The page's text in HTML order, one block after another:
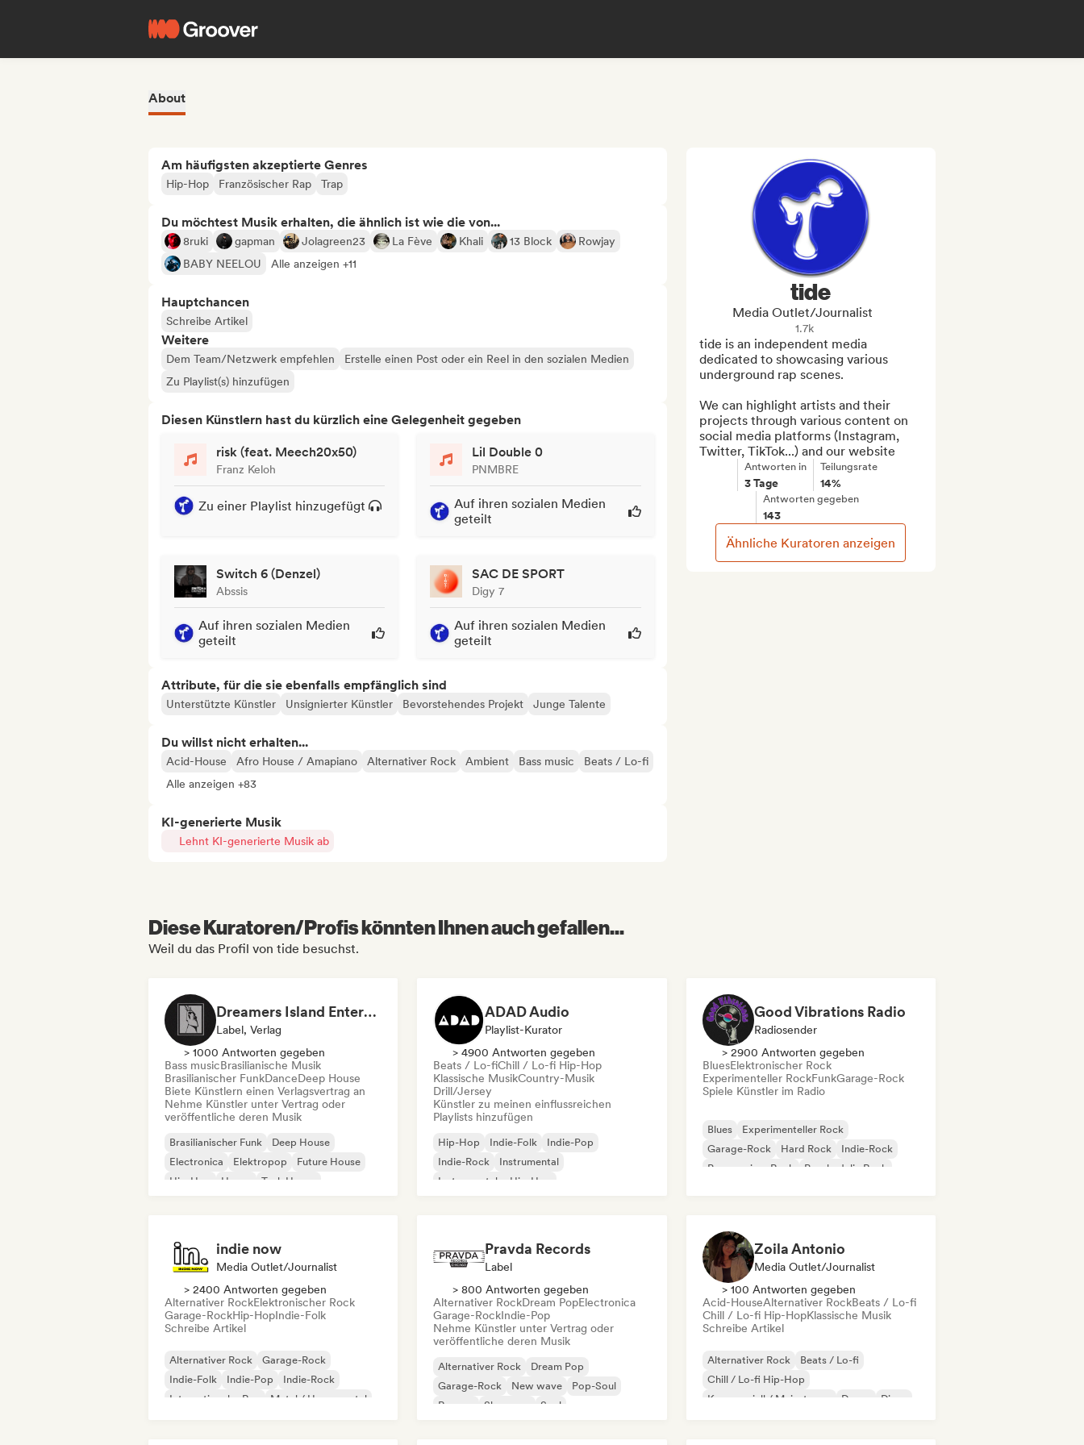
About
Am häufigsten akzeptierte Genres
Hip-Hop Französischer Rap Trap
Du möchtest Musik erhalten, die ähnlich ist wie die von...
8ruki gapman Jolagreen23 La Fève Khali 13 Block
Rowjay
BABY NEELOU
Alle anzeigen +11
Hauptchancen
Schreibe Artikel
Weitere
Dem Team/Netzwerk empfehlen
Erstelle einen Post oder ein Reel in den sozialen Medien
Zu Playlist(s) hinzufügen
Diesen Künstlern hast du kürzlich eine Gelegenheit gegeben
risk (feat. Meech20x50)
Franz Keloh
Zu einer Playlist hinzugefügt
Lil Double 0
PNMBRE
Auf ihren sozialen Medien
geteilt
Switch 6 (Denzel)
Abssis
Auf ihren sozialen Medien
geteilt
SAC DE SPORT
Digy 7
Auf ihren sozialen Medien
geteilt
Attribute, für die sie ebenfalls empfänglich sind
Unterstützte Künstler Unsignierter Künstler Bevorstehendes Projekt Junge Talente
Du willst nicht erhalten...
Acid-House Afro House / Amapiano Alternativer Rock Ambient Bass music
Beats / Lo-fi
Alle anzeigen +83
KI-generierte Musik
Lehnt KI-generierte Musik ab
tide
Media Outlet/Journalist
1.7k
tide is an independent media
dedicated to showcasing various
underground rap scenes.
We can highlight artists and their
projects through various content on
social media platforms (Instagram,
Twitter, TikTok...) and our website
Antworten in
3 Tage
Teilungsrate
14%
Antworten gegeben
143
Ähnliche Kuratoren anzeigen
Diese Kuratoren/Profis könnten Ihnen auch gefallen...
Weil du das Profil von tide besuchst.
Dreamers Island Entertainment
Label, Verlag
> 1000 Antworten gegeben
Bass musicBrasilianische Musik
Brasilianischer FunkDanceDeep House
Biete Künstlern einen Verlagsvertrag an
Nehme Künstler unter Vertrag oder
veröffentliche deren Musik
Brasilianischer Funk
Deep House
Electronica
Elektropop
Future House
Hip-Hop
House Tech House
ADAD Audio
Playlist-Kurator
> 4900 Antworten gegeben
Beats / Lo-fiChill / Lo-fi Hip-Hop
Klassische MusikCountry-Musik
Drill/Jersey
Künstler zu meinen einflussreichen
Playlists hinzufügen
Hip-Hop Indie-Folk
Indie-Pop
Indie-Rock
Instrumental
Instrumentaler Hip-Hop
Good Vibrations Radio
Radiosender
> 2900 Antworten gegeben
BluesElektronischer Rock
Experimenteller RockFunkGarage-Rock
Spiele Künstler im Radio
Blues
Experimenteller Rock
Garage-Rock
Hard Rock
Indie-Rock
Progressiver Rock
Psychedelic Rock
indie now
Media Outlet/Journalist
> 2400 Antworten gegeben
Alternativer RockElektronischer Rock
Garage-RockHip-HopIndie-Folk
Schreibe Artikel
Alternativer Rock
Garage-Rock
Indie-Folk
Indie-Pop
Indie-Rock
Internationaler Rap
Metal / Heavy metal
Pravda Records
Label
> 800 Antworten gegeben
Alternativer RockDream PopElectronica
Garage-RockIndie-Pop
Nehme Künstler unter Vertrag oder
veröffentliche deren Musik
Alternativer Rock
Dream Pop
Garage-Rock
New wave
Pop-Soul
Reggae
Shoegaze Soul
Zoila Antonio
Media Outlet/Journalist
> 100 Antworten gegeben
Acid-HouseAlternativer RockBeats / Lo-fi
Chill / Lo-fi Hip-HopKlassische Musik
Schreibe Artikel
Alternativer Rock
Beats / Lo-fi
Chill / Lo-fi Hip-Hop
Kommerziell / Mainstream
Dance
Disco